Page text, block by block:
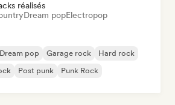
réalisés
Dream popElectropop
Dream pop Garage rock
Hard rock
Post punk Punk Rock